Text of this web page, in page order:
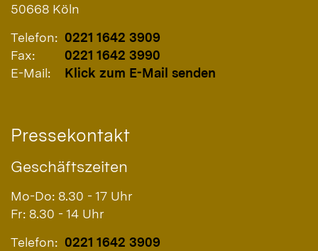
50668 Köln
Telefon: 0221 1642 3909
Fax:
0221 1642 3990
E-Mail:
Klick zum E-Mail senden
Pressekontakt
Geschäftszeiten
Mo-Do: 8.30 - 17 Uhr
Fr: 8.30 - 14 Uhr
Telefon: 0221 1642 3909